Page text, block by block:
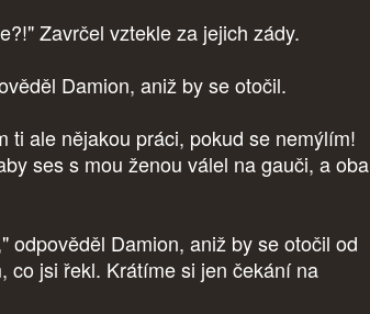
Zavrčel vztekle za jejich zády.
Damion, aniž by se otočil.
ti ale nějakou práci, pokud se nemýlím!
ses s mou ženou válel na gauči, a oba
odpověděl Damion, aniž by se otočil od
co jsi řekl. Krátíme si jen čekání na